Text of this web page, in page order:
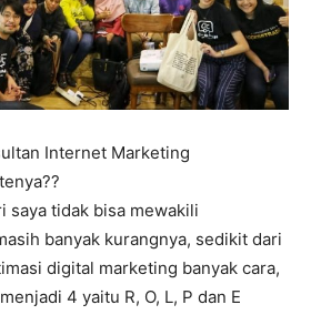
Internet Marketing
saya tidak bisa mewakili
banyak kurangnya, sedikit dari
digital marketing banyak cara,
4 yaitu R, O, L, P dan E